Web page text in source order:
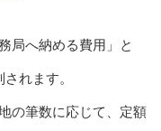
局へ納める費用」と
れます。
の筆数に応じて、定額